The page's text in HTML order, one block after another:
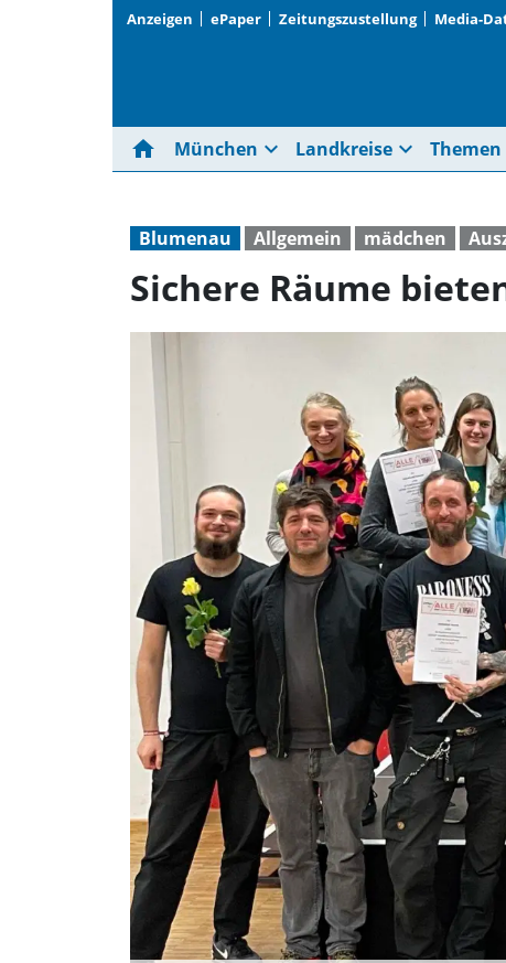
Anzeigen ePaper Zeitungszustellung Media-
home München expand_more Landkreise expand_more Themen
Blumenau Allgemein mädchen
Sichere Räume